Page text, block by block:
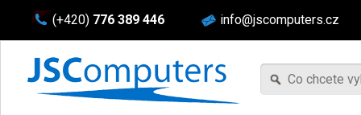
(+420) 776 389 446 info@jscomputers.cz